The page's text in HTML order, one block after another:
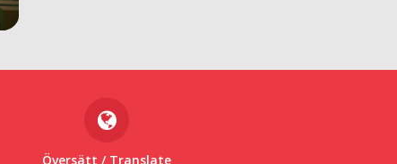
Översätt / Translate